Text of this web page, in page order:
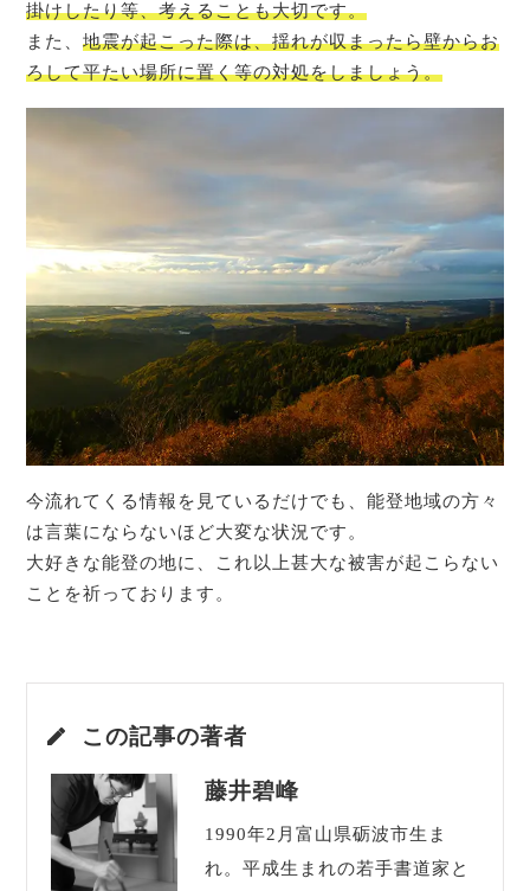
掛けしたり等、考えることも大切です。
また、地震が起こった際は、揺れが収まったら壁からお
ろして平たい場所に置く等の対処をしましょう。
今流れてくる情報を見ているだけでも、能登地域の方々
は言葉にならないほど大変な状況です。
大好きな能登の地に、これ以上甚大な被害が起こらない
ことを祈っております。
この記事の著者
藤井碧峰
1990年2月富山県砺波市生ま
れ。平成生まれの若手書道家と